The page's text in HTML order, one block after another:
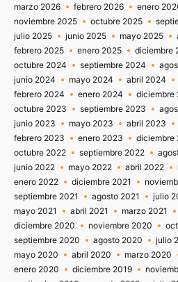
marzo 2026
febrero 2026 enero
noviembre 2025
octubre 2025
julio 2025
junio 2025 mayo 2025
febrero 2025
enero 2025 diciembre
octubre 2024
septiembre 2024
junio 2024
mayo 2024 abril 2024
febrero 2024
enero 2024 diciembre
octubre 2023
septiembre 2023
junio 2023
mayo 2023 abril 2023
febrero 2023
enero 2023 diciembre
octubre 2022
septiembre 2022
junio 2022
mayo 2022 abril 2022
enero 2022
diciembre 2021
septiembre 2021
agosto 2021 julio
mayo 2021
abril 2021 marzo 2021
diciembre 2020
noviembre 2020
septiembre 2020
agosto 2020 julio
mayo 2020
abril 2020 marzo 2020
enero 2020
diciembre 2019